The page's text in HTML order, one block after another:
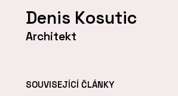
Denis Kosutic
Architekt
SOUVISEJÍCÍ ČLÁNKY